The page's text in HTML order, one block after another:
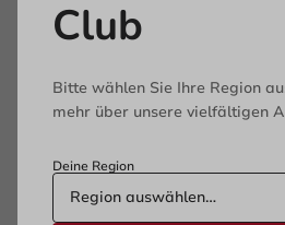
Ich liebe den Moment, in dem
Handlungsspielräume entdecken
Alltag zurückkehren.
Club
Bitte wählen Sie Ihre Region
mehr über unsere vielfältigen
Deine Region